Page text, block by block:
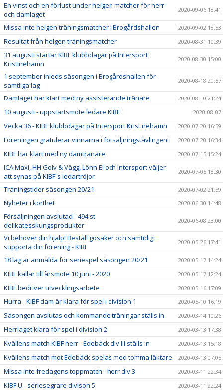
En vinst och en förlust under helgen matcher för herr-
och damlaget
2020-09-06 18:41
Missa inte helgen träningsmatcher i Brogårdshallen 2020-09-02 18:53
Resultat från helgen träningsmatcher 2020-08-31 10:39
31 augusti startar KIBF klubbdagar på Intersport
Kristinehamn
2020-08-30 15:00
1 september inleds säsongen i Brogårdshallen för
samtliga lag
2020-08-18 20:57
Damlaget har klart med ny assisterande tränare 2020-08-10 21:24
10 augusti - uppstartsmöte ledare KIBF 2020-08-07
Vecka 36 - KIBF klubbdagar på Intersport Kristinehamn 2020-07-20 16:59
Föreningen gratulerar vinnarna i försäljningstävlingen! 2020-07-20 16:34
KIBF har klart med ny damtränare 2020-07-15 15:24
ICA Maxi, HH Golv & Vägg, Lönn El och Intersport väljer
att synas på KIBF´s ledartröjor
2020-07-05 18:30
Träningstider säsongen 20/21 2020-07-02 21:59
Nyheter i korthet 2020-06-30 14:48
Försäljningen avslutad - 494 st
delikatesskungsprodukter
2020-06-08 23:00
Vi behöver din hjälp! Beställ gosaker och samtidigt
supporta din förening - KIBF
2020-05-26 17:41
18 lag är anmälda för seriespel säsongen 20/21 2020-05-17 14:24
KIBF kallar till årsmöte 10 juni - 2020 2020-05-17 12:24
KIBF bedriver utvecklingsarbete 2020-05-16 17:09
Hurra - KIBF dam är klara för spel i division 1 2020-05-10 16:19
Säsongen avslutas och kommande träningar ställs in 2020-03-14 10:26
Herrlaget klara för spel i division 2 2020-03-13 17:38
Kvällens match KIBF herr - Edebäck div III ställs in 2020-03-13 15:18
Kvällens match mot Edebäck spelas med tomma läktare 2020-03-13 07:05
Missa inte fredagens toppmatch - herr div 3 2020-03-11 22:34
KIBF U - seriesegrare divison 5 2020-03-11 22:24